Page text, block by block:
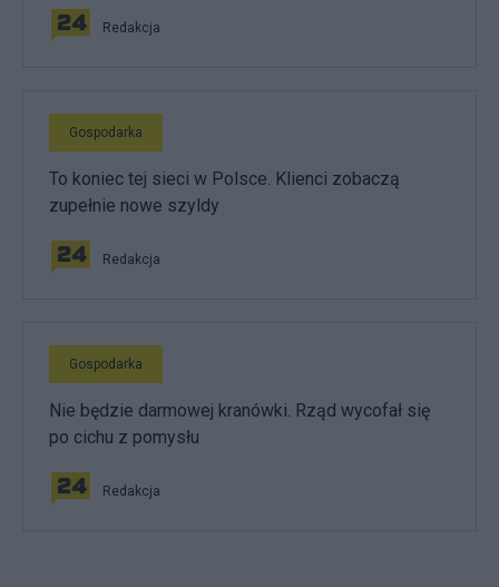
Redakcja
Gospodarka
To koniec tej sieci w Polsce. Klienci zobaczą
zupełnie nowe szyldy
Redakcja
Gospodarka
Nie będzie darmowej kranówki. Rząd wycofał się
po cichu z pomysłu
Redakcja